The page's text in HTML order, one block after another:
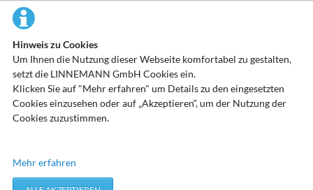
Hinweis zu Cookies
Um Ihnen die Nutzung dieser Webseite komfortabel zu gestalten,
setzt die LINNEMANN GmbH Cookies ein.
Klicken Sie auf "Mehr erfahren" um Details zu den eingesetzten
Cookies einzusehen oder auf „Akzeptieren“, um der Nutzung der
Cookies zuzustimmen.
Technisch erforderliche Cookies
Mehr erfahren